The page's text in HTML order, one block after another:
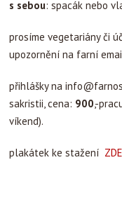
s sebou: spacák nebo
prosíme vegetariány či
upozornění na farní
přihlášky na
sakristii, cena: 900,-
víkend).
plakátek ke stažení ZDE